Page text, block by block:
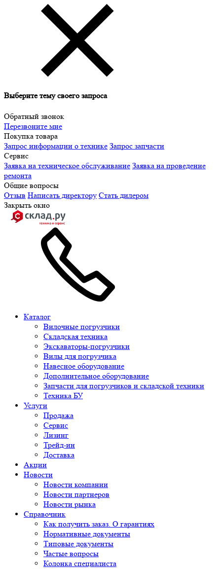
Выберите тему своего запроса
Обратный звонок
Перезвоните мне
Покупка товара
Запрос информации о технике Запрос запчасти
Сервис
Заявка на техническое обслуживание Заявка на проведение
ремонта
Общие вопросы
Отзыв Написать директору Стать дилером
Закрыть окно
Каталог
Вилочные погрузчики
Складская техника
Экскаваторы-погрузчики
Вилы для погрузчика
Навесное оборудование
Дополнительное оборудование
Запчасти для погрузчиков и складской техники
Техника БУ
Услуги
Продажа
Сервис
Лизинг
Трейд-ин
Доставка
Акции
Новости
Новости компании
Новости партнеров
Новости рынка
Справочник
Как получить заказ. О гарантиях
Нормативные документы
Типовые документы
Частые вопросы
Колонка специалиста